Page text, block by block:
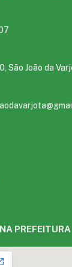
São João da
PREFEITURA